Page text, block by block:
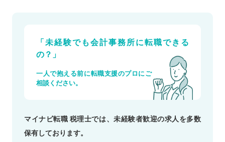
「未経験でも会計事務所に転職できる
の？」
一人で抱える前に転職支援のプロにご
相談ください。
マイナビ転職 税理士では、未経験者歓迎の求人を多数
保有しております。